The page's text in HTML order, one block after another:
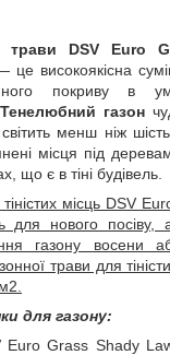
трави DSV Euro
це високоякісна
покриву в
Тенелюбний газон
менш ніж
місця під
що є в тіні будівель.
місць DSV
для нового посіву,
газону восени
трави для
для газону:
Grass Shady